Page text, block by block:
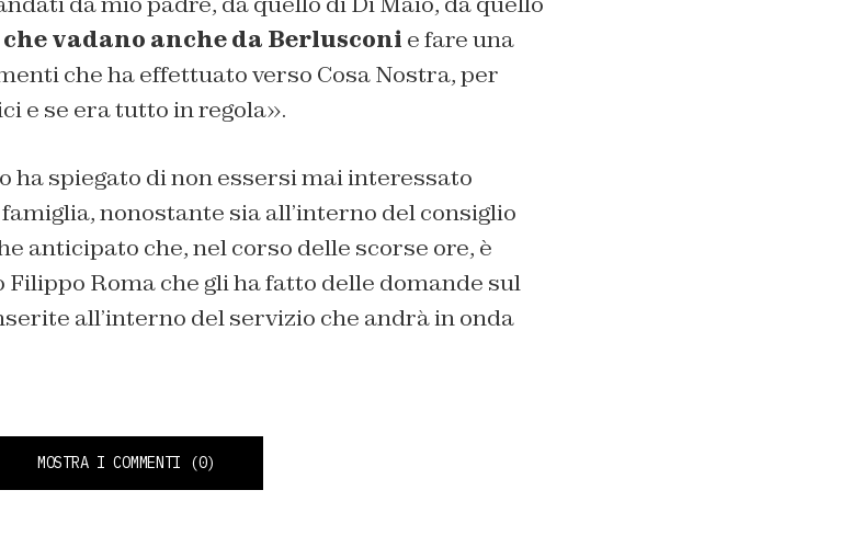
che vadano anche da Berlusconi e fare una
che ha effettuato verso Cosa Nostra, per
e se era tutto in regola».
ha spiegato di non essersi mai interessato
nonostante sia all’interno del consiglio
anticipato che, nel corso delle scorse ore, è
Roma che gli ha fatto delle domande sul
all’interno del servizio che andrà in onda
MOSTRA I COMMENTI (0)